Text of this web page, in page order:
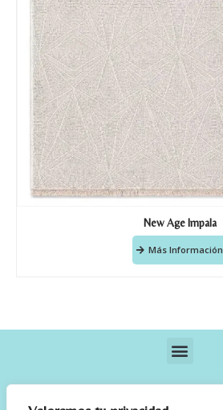
New Age Impala
Más Información